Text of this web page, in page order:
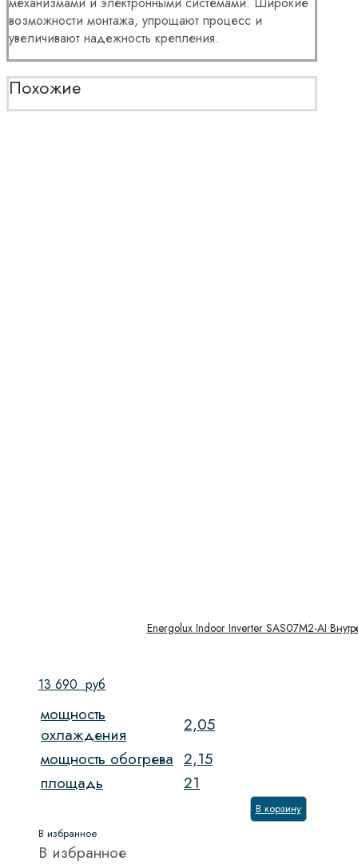
возможности монтажа, упрощают процесс и
увеличивают надежность крепления.
Похожие
Energolux Indoor Inverter SAS07M2-AI
13 690 руб
мощность
охлаждения
2,05
мощность обогрева 2,15
площадь
21
В корзину
В избранное
В избранное